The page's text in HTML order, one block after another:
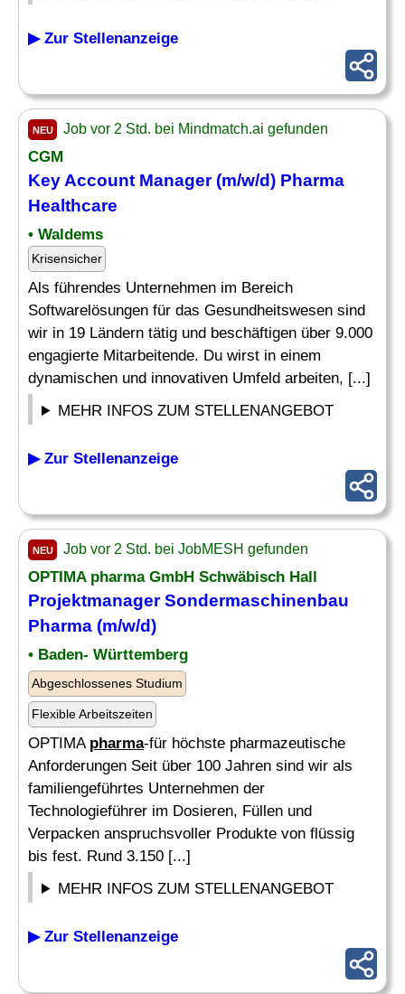
▶ Zur Stellenanzeige
NEU Job vor 2 Std. bei Mindmatch.ai gefunden
CGM
Key Account Manager(m/w/d) Pharma
Healthcare
• Waldems
Krisensicher
Als führendes Unternehmen im Bereich
Softwarelösungen für das Gesundheitswesen sind
wir in 19 Ländern tätig und beschäftigen über 9.000
engagierte Mitarbeitende. Du wirst in einem
dynamischen und innovativen Umfeld arbeiten, [...]
MEHR INFOS ZUM STELLENANGEBOT
▶ Zur Stellenanzeige
NEU Job vor 2 Std. bei JobMESH gefunden
OPTIMA pharmaGmbH Schwäbisch Hall
Projektmanager Sondermaschinenbau
Pharma (m/w/d)
• Baden- Württemberg
Abgeschlossenes Studium
Flexible Arbeitszeiten
OPTIMA pharma-für höchste pharmazeutische
Anforderungen Seit über 100 Jahren sind wir als
familiengeführtes Unternehmen der
Technologieführer im Dosieren, Füllen und
Verpacken anspruchsvoller Produkte von flüssig
bis fest. Rund 3.150 [...]
MEHR INFOS ZUM STELLENANGEBOT
▶ Zur Stellenanzeige